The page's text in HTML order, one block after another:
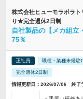
株式会社ヒューモラボラ
り★完全週休2日制
自社製品の【メカ組立
75％
正社員 職種・業種未経験
完全週休2日制
情報更新日：2026/07/06 終了